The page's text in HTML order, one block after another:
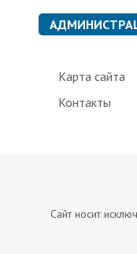
Карта сайта
Контакты
Сайт носит